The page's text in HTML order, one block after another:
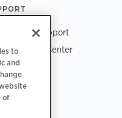
Support
Support Center
Center
to
and
of